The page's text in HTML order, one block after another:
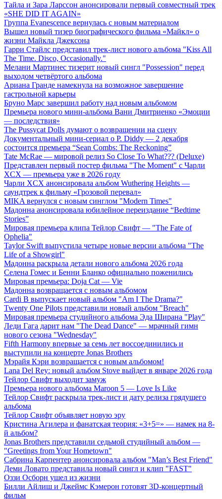
Тайла и Зара Ларссон анонсировали первый совместный трек
«SHE DID IT AGAIN»
Группа Evanescence вернулась с новым материалом
Вышел новый тизер биографического фильма «Майкл» о
жизни Майкла Джексона
Гарри Стайлс представил трек-лист нового альбома "Kiss All
The Time. Disco, Occasionally."
Мелани Мартинес тизерит новый сингл "Possession" перед
выходом четвёртого альбома
Ариана Гранде намекнула на возможное завершение
гастрольной карьеры
Бруно Марс завершил работу над новым альбомом
Премьера нового мини-альбома Вани Дмитриенко «Эмоции
— последствия»
The Pussycat Dolls думают о возвращении на сцену
Документальный мини-сериал о P. Diddy — 2 декабря
состоится премьера “Sean Combs: The Reckoning”
Tate McRae — мировой релиз So Close To What??? (Deluxe)
Представлен первый постер фильма "The Moment" с Чарли
XCX — премьера уже в 2026 году
Чарли XCX анонсировала альбом Wuthering Heights —
саундтрек к фильму «Грозовой перевал»
MIKA вернулся с новым синглом "Modern Times"
Мадонна анонсировала юбилейное переиздание “Bedtime
Stories”
Мировая премьера клипа Тейлор Свифт — "The Fate of
Ophelia"
Taylor Swift выпустила четыре новые версии альбома "The
Life of a Showgirl"
Мадонна раскрыла детали нового альбома 2026 года
Селена Гомес и Бенни Бланко официально поженились
Мировая премьера: Doja Cat — Vie
Мадонна возвращается с новым альбомом
Cardi B выпускает новый альбом "Am I The Drama?"
Twenty One Pilots представили новый альбом "Breach"
Мировая премьера студийного альбома Эда Ширана "Play"
Леди Гага дарит нам "The Dead Dance" — мрачный гимн
нового сезона "Wednesday"
Fifth Harmony впервые за семь лет воссоединились и
выступили на концерте Jonas Brothers
Мэрайя Кэри возвращается с новым альбомом!
Lana Del Rey: новый альбом Stove выйдет в январе 2026 года
Тейлор Свифт выходит замуж
Премьера нового альбома Maroon 5 — Love Is Like
Тейлор Свифт раскрыла трек-лист и дату релиза грядущего
альбома
Тейлор Свифт объявляет новую эру
Кристина Агилера и фанатская теория: «3+5=» — намек на 8-
й альбом?
Jonas Brothers представили седьмой студийный альбом —
"Greetings from Your Hometown"
Сабрина Карпентер анонсировала альбом "Man’s Best Friend"
Деми Ловато представила новый сингл и клип "FAST"
Оззи Осборн ушел из жизни
Билли Айлиш и Джеймс Кэмерон готовят 3D-концертный
фильм